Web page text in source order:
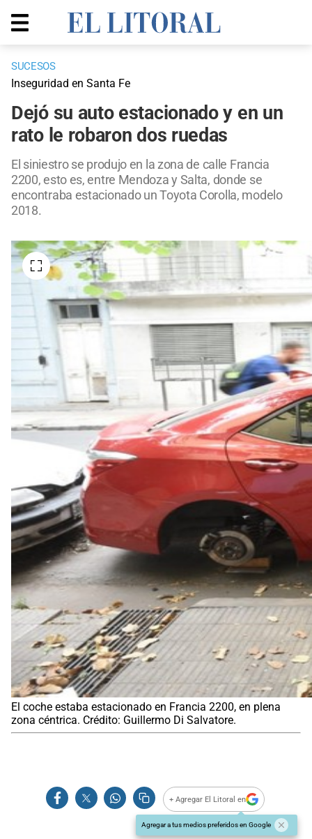
SUCESOS
Inseguridad en Santa Fe
Dejó su auto estacionado y en un
rato le robaron dos ruedas
El siniestro se produjo en la zona de calle Francia
2200, esto es, entre Mendoza y Salta, donde se
encontraba estacionado un Toyota Corolla, modelo
2018.
El coche estaba estacionado en Francia 2200, en plena
zona céntrica. Crédito: Guillermo Di Salvatore.
+ Agregar El Litoral en
Agregar a tus medios preferidos en Google